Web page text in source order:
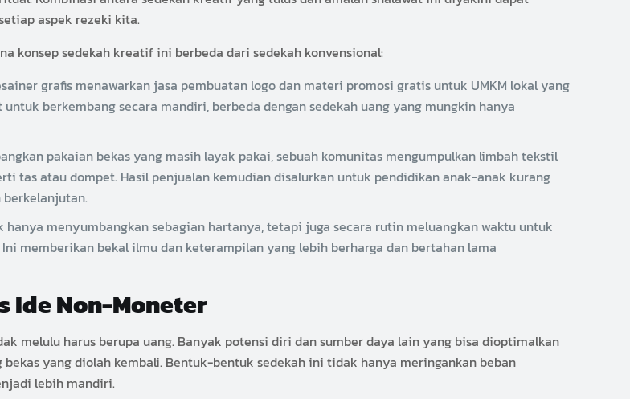
aspek rezeki kita.
konsep sedekah kreatif ini berbeda dari sedekah konvensional:
grafis menawarkan jasa pembuatan logo dan materi promosi gratis untuk UMKM lokal yang
berkembang secara mandiri, berbeda dengan sedekah uang yang mungkin hanya
pakaian bekas yang masih layak pakai, sebuah komunitas mengumpulkan limbah tekstil
tas atau dompet. Hasil penjualan kemudian disalurkan untuk pendidikan anak-anak kurang
hanya menyumbangkan sebagian hartanya, tetapi juga secara rutin meluangkan waktu untuk
memberikan bekal ilmu dan keterampilan yang lebih berharga dan bertahan lama
Ide Non-Moneter
melulu harus berupa uang. Banyak potensi diri dan sumber daya lain yang bisa dioptimalkan
yang diolah kembali. Bentuk-bentuk sedekah ini tidak hanya meringankan beban
lebih mandiri.